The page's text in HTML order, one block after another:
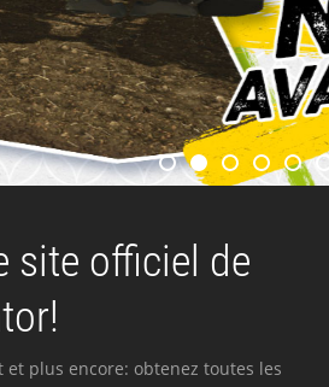
site officiel de
plus encore: obtenez toutes les